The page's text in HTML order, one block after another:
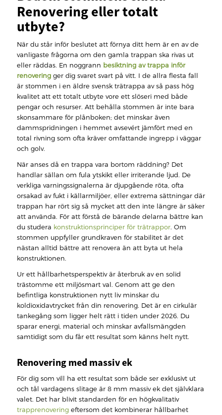
Renovering eller totalt
utbyte?
När du står inför beslutet att förnya ditt hem är en av de
vanligaste frågorna om den gamla trappan ska rivas ut
eller räddas. En noggrann besiktning av trappa inför
renoveringger dig svaret svart på vitt. I de allra flesta fall
är stommen i en äldre svensk trätrappa av så pass hög
kvalitet att ett totalt utbyte vore ett slöseri med både
pengar och resurser. Att behålla stommen är inte bara
skonsammare för plånboken; det minskar även
dammspridningen i hemmet avsevért jämfört med en
total rivning som ofta kräver omfattande ingrepp i väggar
och golv.
När anses då en trappa vara bortom räddning? Det
handlar sällan om fula ytskikt eller irriterande ljud. De
verkliga varningssignalerna är djupgående röta, ofta
orsakad av fukt i källarmiljöer, eller extrema sättningar där
trappan har rört sig så mycket att den inte längre är säker
att använda. För att förstå de bärande delarna bättre kan
du studera konstruktionsprinciper för trätrappor. Om
stommen uppfyller grundkraven för stabilitet är det
nästan alltid bättre att renovera än att byta ut hela
konstruktionen.
Ur ett hållbarhetsperspektiv är återbruk av en solid
trästomme ett miljösmart val. Genom att ge den
befintliga konstruktionen nytt liv minskar du
koldioxidavtrycket från din renovering. Det är en cirkulär
tankegång som ligger helt rätt i tiden under 2026. Du
sparar energi, material och minskar avfallsmängden
samtidigt som du får ett resultat som känns helt nytt.
Renovering med massiv ek
För dig som vill ha ett resultat som både ser exklusivt ut
och tål vardagens slitage är 8 mm massiv ek det självklara
valet. Det har blivit standarden för en högkvalitativ
trapprenoveringeftersom det kombinerar hållbarhet